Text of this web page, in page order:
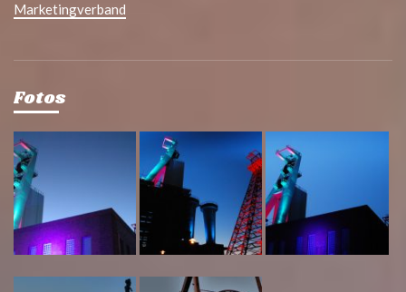
Marketingverband
Fotos